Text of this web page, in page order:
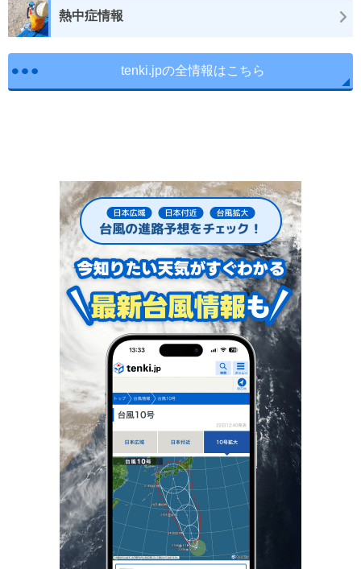
熱中症情報
tenki.jpの全情報はこちら